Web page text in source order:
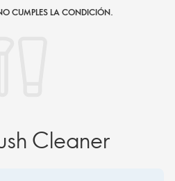
CUMPLES LA CONDICIÓN.
Cleaner